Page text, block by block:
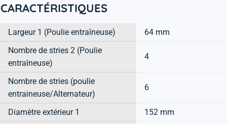
CARACTÉRISTIQUES
Largeur 1 (Poulie entraîneuse)
64 mm
Nombre de stries 2 (Poulie
entraîneuse)
4
Nombre de stries (poulie
entraineuse/Alternateur)
6
Diamètre extérieur 1
152 mm